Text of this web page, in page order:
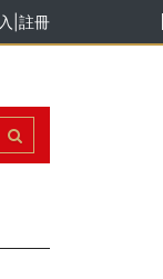
註冊